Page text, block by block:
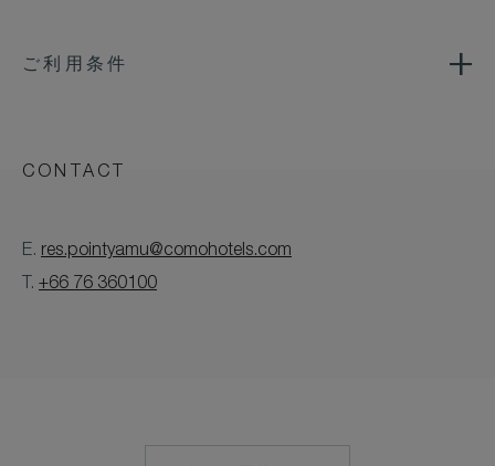
ご利用条件
CONTACT
E. res.pointyamu@comohotels.com
T. +66 76 360100